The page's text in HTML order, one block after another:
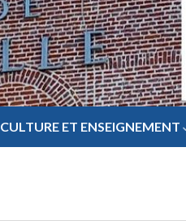
CULTURE ET ENSEIGNEMENT